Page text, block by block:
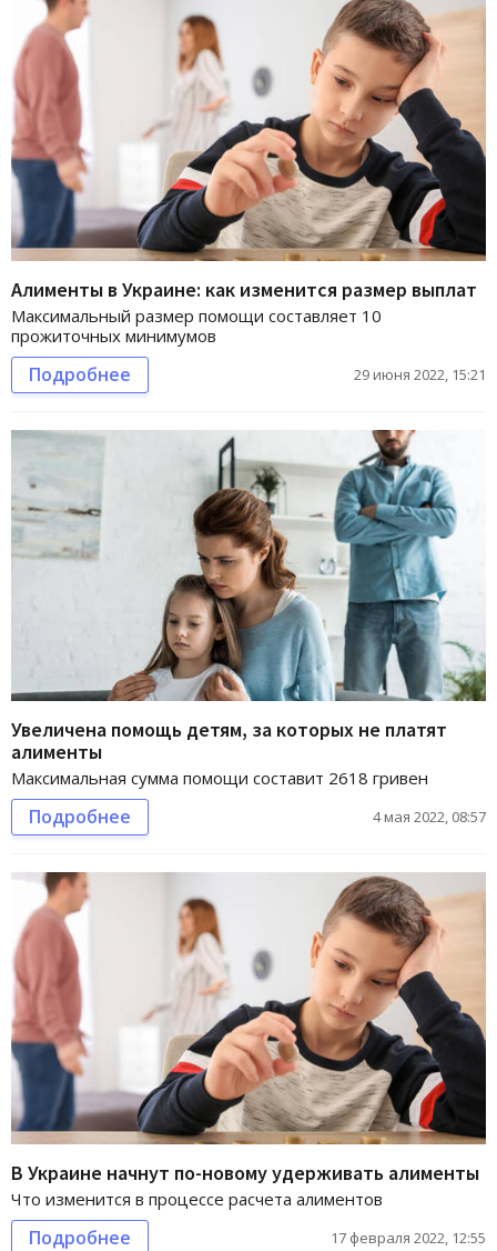
Алименты в Украине: как изменится размер выплат
Максимальный размер помощи составляет 10
прожиточных минимумов
Подробнее 29 июня 2022, 15:21
Увеличена помощь детям, за которых не платят
алименты
Максимальная сумма помощи составит 2618 гривен
Подробнее 4 мая 2022, 08:57
В Украине начнут по-новому удерживать алименты
Что изменится в процессе расчета алиментов
Подробнее 17 февраля 2022, 12:55